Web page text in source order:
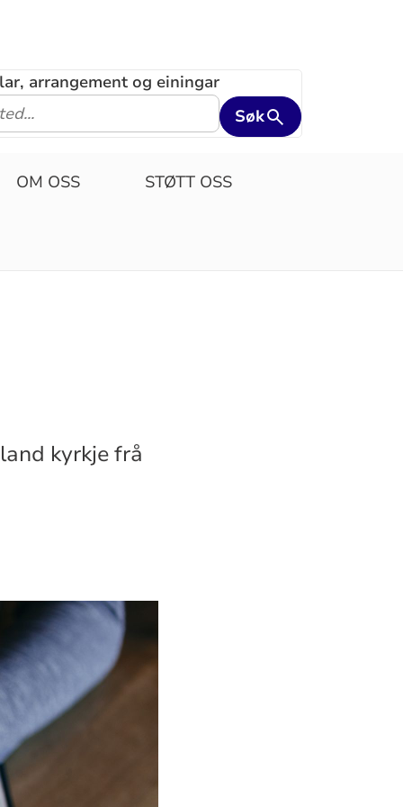
arrangement og einingar
Søk
OM OSS STØTT OSS
kyrkje frå